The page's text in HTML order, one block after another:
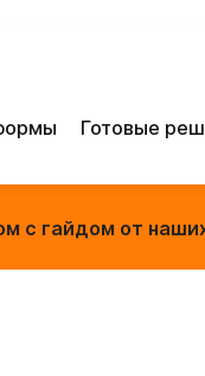
Готовые
с гайдом от